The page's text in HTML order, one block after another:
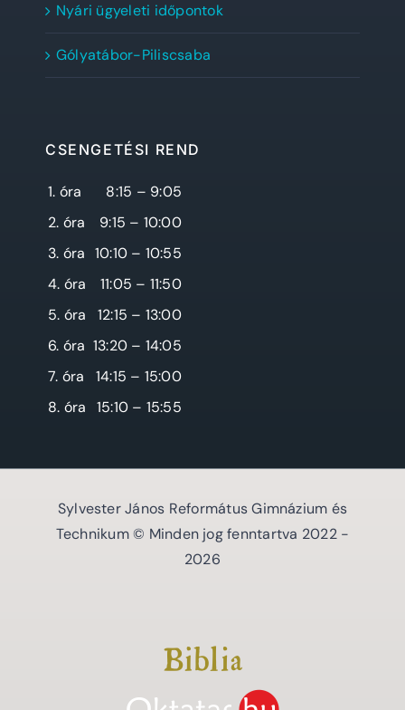
Nyári ügyeleti időpontok
Gólyatábor-Piliscsaba
CSENGETÉSI REND
1. óra
8:15 – 9:05
2. óra
9:15 – 10:00
3. óra 10:10 – 10:55
4. óra
11:05 – 11:50
5. óra
12:15 – 13:00
6. óra 13:20 – 14:05
7. óra
14:15 – 15:00
8. óra
15:10 – 15:55
Sylvester János Református Gimnázium és
Technikum © Minden jog fenntartva 2022 -
2026